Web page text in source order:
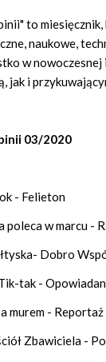
to
naukowe,
w nowoczesnej
jak i
03/2020
- Felieton
poleca w marcu -
Dobro
tak -
murem - Reportaż
Zbawiciela -